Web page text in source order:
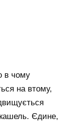
в чому
на втому,
кашель. Єдине,